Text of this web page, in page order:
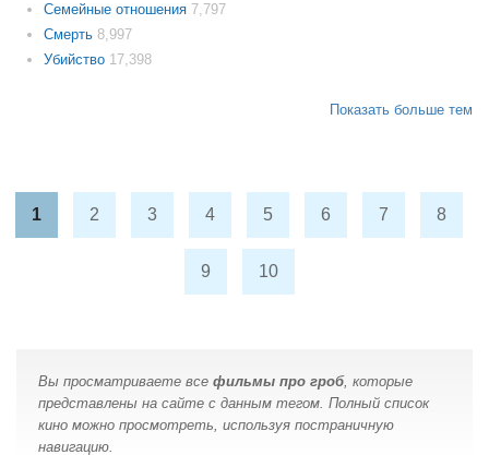
Семейные отношения 7,797
Смерть 8,997
Убийство 17,398
Показать больше тем
1 2 3 4 5 6 7 8
9 10
Вы просматриваете все фильмы про гроб, которые
представлены на сайте с данным тегом. Полный список
кино можно просмотреть, используя постраничную
навигацию.